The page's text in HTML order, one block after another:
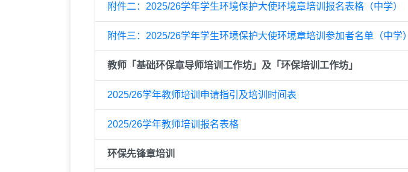
附件二：2025/26学年学生环境保护大使环境章培训报名表格（中学）
附件三：2025/26学年学生环境保护大使环境章培训参加者名单（中学）
教师「基础环保章导师培训工作坊」及「环保培训工作坊」
2025/26学年教师培训申请指引及培训时间表
2025/26学年教师培训报名表格
环保先锋章培训